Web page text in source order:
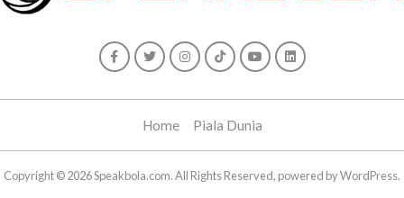
Home Piala Dunia
Copyright © 2026 Speakbola.com. All Rights Reserved, powered by WordPress.